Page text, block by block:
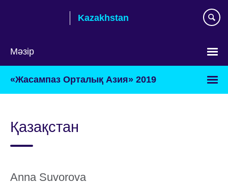
Kazakhstan
Мәзір
таңдаңыз
«Жасампаз Орталық Азия» 2019
Қазақстан
Anna Suvorova